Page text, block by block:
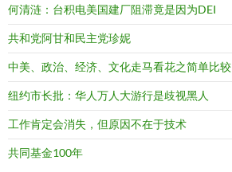
何清涟：台积电美国建厂阻滞竟是因为DEI
共和党阿甘和民主党珍妮
中美、政治、经济、文化走马看花之简单比较
纽约市长批：华人万人大游行是歧视黑人
工作肯定会消失，但原因不在于技术
共同基金100年